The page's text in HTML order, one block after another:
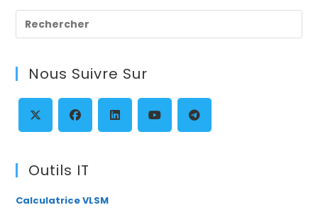
Nous Suivre Sur
dans
un
nouvel
dans
nouvel nouvel
Outils IT
Calculatrice VLSM